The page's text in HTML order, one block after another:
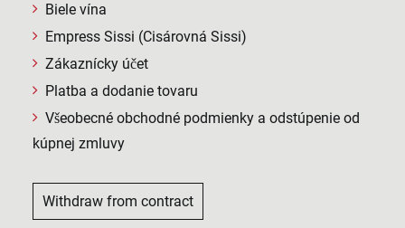
Biele vína
Empress Sissi (Cisárovná Sissi)
Zákaznícky účet
Platba a dodanie tovaru
Všeobecné obchodné podmienky a odstúpenie od
kúpnej zmluvy
Withdraw from contract